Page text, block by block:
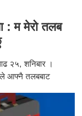
: म मेरो तलब
२५, शनिबार ।
आफ्नै तलबबाट